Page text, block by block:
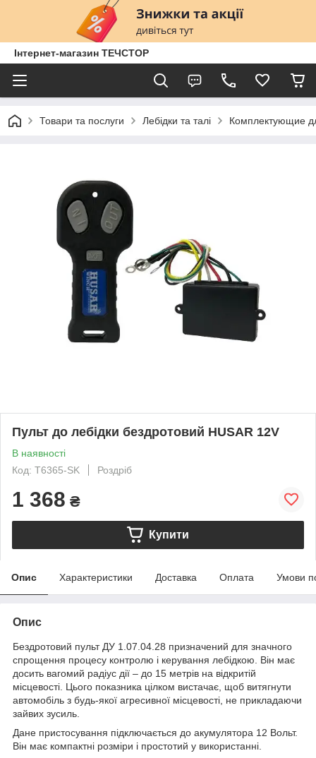
Інтернет-магазин ТЕЧСТОР
Товари та послуги Лебідки та талі Комплектующие
Пульт до лебідки бездротовий HUSAR 12V
В наявності
Код: T6365-SK
Роздріб
1 368 ₴
Купити
Опис Характеристики Доставка Оплата Умови
Опис
Бездротовий пульт ДУ 1.07.04.28 призначений для значного
спрощення процесу контролю і керування лебідкою. Він має
досить вагомий радіус дії – до 15 метрів на відкритій
місцевості. Цього показника цілком вистачає, щоб витягнути
автомобіль з будь-якої агресивної місцевості, не прикладаючи
зайвих зусиль.
Дане пристосування підключається до акумулятора 12 Вольт.
Він має компактні розміри і простотий у використанні.